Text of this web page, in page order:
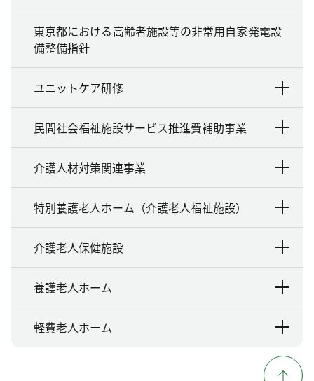
東京都における高齢者施設等の非常用自家発電設
備整備指針
ユニットケア研修
民間社会福祉施設サービス推進費補助事業
介護人材対策関連事業
特別養護老人ホーム（介護老人福祉施設）
介護老人保健施設
養護老人ホーム
軽費老人ホーム